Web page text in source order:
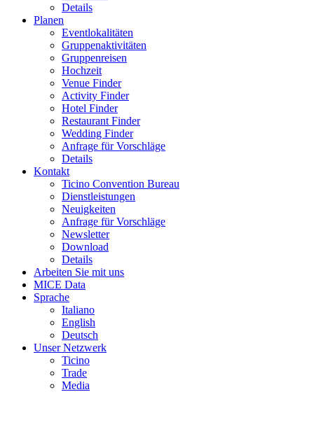
Details
Planen
Eventlokalitäten
Gruppenaktivitäten
Gruppenreisen
Hochzeit
Venue Finder
Activity Finder
Hotel Finder
Restaurant Finder
Wedding Finder
Anfrage für Vorschläge
Details
Kontakt
Ticino Convention Bureau
Dienstleistungen
Neuigkeiten
Anfrage für Vorschläge
Newsletter
Download
Details
Arbeiten Sie mit uns
MICE Data
Sprache
Italiano
English
Deutsch
Unser Netzwerk
Ticino
Trade
Media